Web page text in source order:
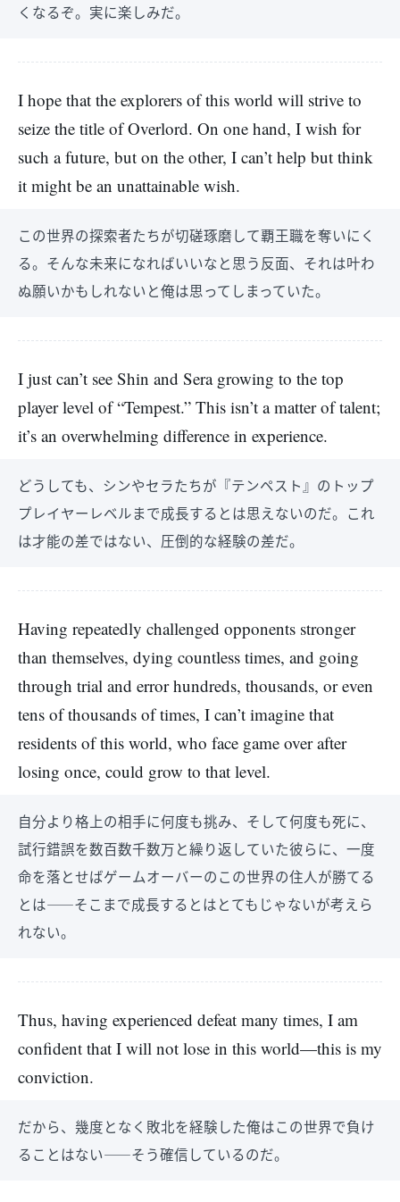
くなるぞ。実に楽しみだ。
I hope that the explorers of this world will strive to
seize the title of Overlord. On one hand, I wish for
such a future, but on the other, I can’t help but think
it might be an unattainable wish.
この世界の探索者たちが切磋琢磨して覇王職を奪いにく
る。そんな未来になればいいなと思う反面、それは叶わ
ぬ願いかもしれないと俺は思ってしまっていた。
I just can’t see Shin and Sera growing to the top
player level of “Tempest.” This isn’t a matter of talent;
it’s an overwhelming difference in experience.
どうしても、シンやセラたちが『テンペスト』のトップ
プレイヤーレベルまで成長するとは思えないのだ。これ
は才能の差ではない、圧倒的な経験の差だ。
Having repeatedly challenged opponents stronger
than themselves, dying countless times, and going
through trial and error hundreds, thousands, or even
tens of thousands of times, I can’t imagine that
residents of this world, who face game over after
losing once, could grow to that level.
自分より格上の相手に何度も挑み、そして何度も死に、
試行錯誤を数百数千数万と繰り返していた彼らに、一度
命を落とせばゲームオーバーのこの世界の住人が勝てる
とは――そこまで成長するとはとてもじゃないが考えら
れない。
Thus, having experienced defeat many times, I am
confident that I will not lose in this world—this is my
conviction.
だから、幾度となく敗北を経験した俺はこの世界で負け
ることはない――そう確信しているのだ。